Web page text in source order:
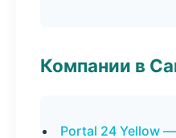
Компании в
Portal 24 Yellow